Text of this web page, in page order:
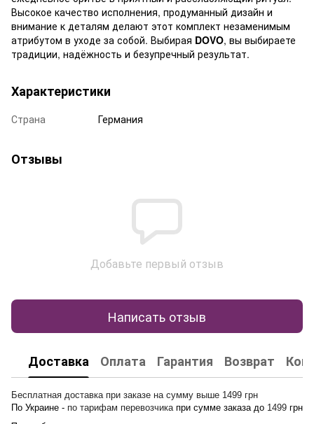
Высокое качество исполнения, продуманный дизайн и
внимание к деталям делают этот комплект незаменимым
атрибутом в уходе за собой. Выбирая DOVO, вы выбираете
традиции, надёжность и безупречный результат.
Характеристики
Страна Германия
Отзывы
Добавьте первый отзыв
Написать отзыв
Доставка Оплата Гарантия Возврат
Бесплатная доставка при заказе на сумму выше 1499 грн
По Украине - по тарифам перевозчика при сумме заказа до 1499 грн